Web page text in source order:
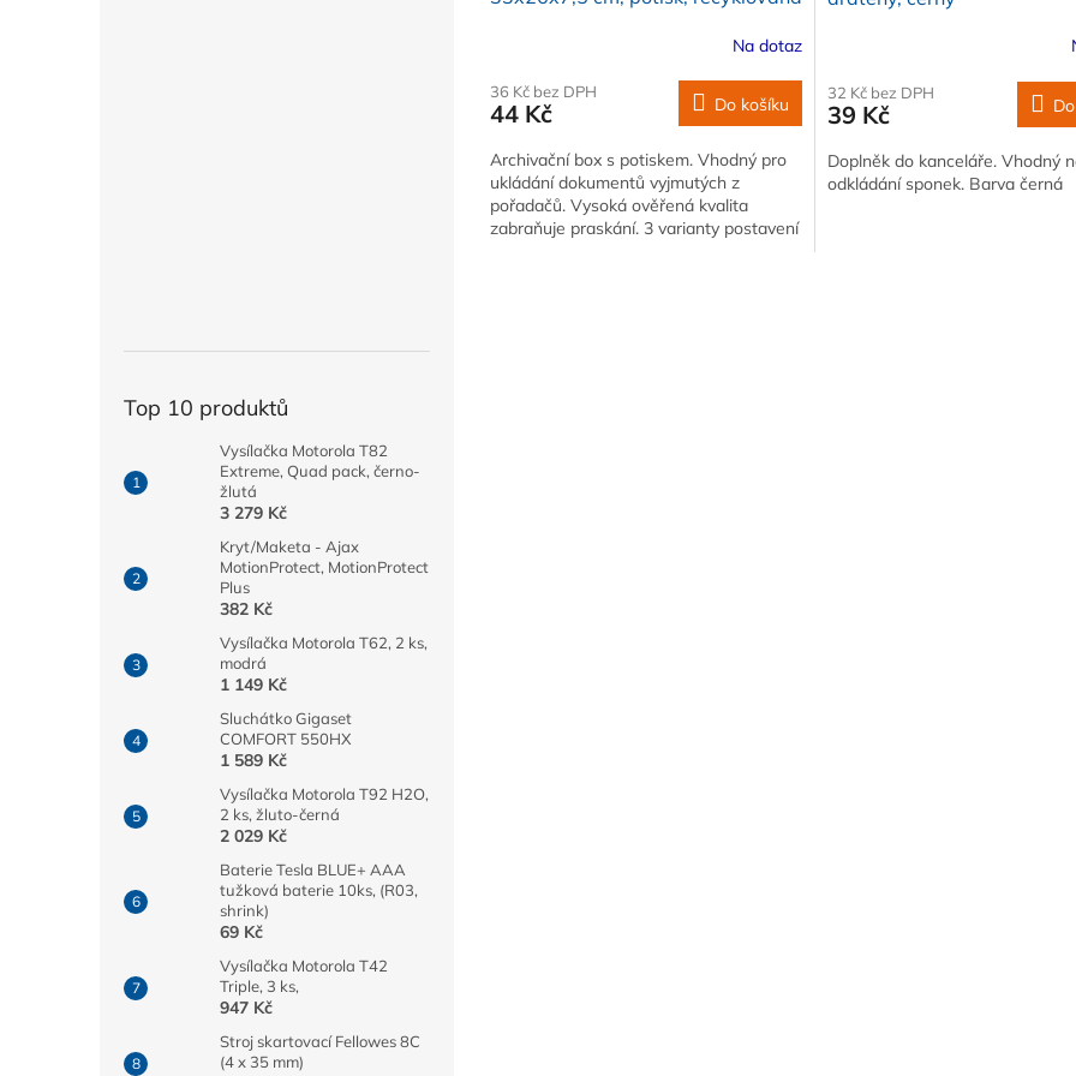
Top 10 produktů
Vysílačka Motorola T82
Extreme, Quad pack, černo-
žlutá
3 279 Kč
Kryt/Maketa - Ajax
MotionProtect, MotionProtect
Plus
382 Kč
Vysílačka Motorola T62, 2 ks,
modrá
1 149 Kč
Sluchátko Gigaset
COMFORT 550HX
1 589 Kč
Vysílačka Motorola T92 H2O,
2 ks, žluto-černá
2 029 Kč
Baterie Tesla BLUE+ AAA
tužková baterie 10ks, (R03,
shrink)
69 Kč
Vysílačka Motorola T42
Triple, 3 ks,
947 Kč
Stroj skartovací Fellowes 8C
(4 x 35 mm)
Na dotaz
36 Kč bez DPH
44 Kč Do košíku
Archivační box s potiskem. Vhodný pro
ukládání dokumentů vyjmutých z
pořadačů. Vysoká ověřená kvalita
zabraňuje praskání. 3 varianty postavení
32 Kč bez DPH
39 Kč
Doplněk do kanceláře. Vhodný
odkládání sponek. Barva černá